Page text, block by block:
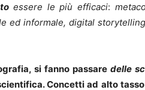
essere le più efficaci:
ed informale, digital
si fanno passaredelle
Concetti ad alto